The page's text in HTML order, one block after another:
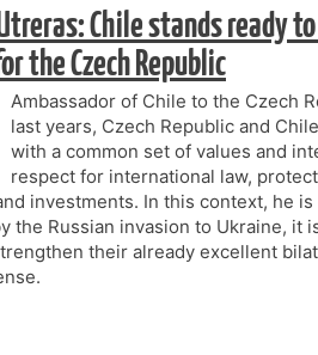
Chile stands ready
the Czech Republic
Ambassador of Chile to the Czech
last years, Czech Republic and
with a common set of values and
respect for international law,
investments. In this context, he
the Russian invasion to Ukraine, it
their already excellent